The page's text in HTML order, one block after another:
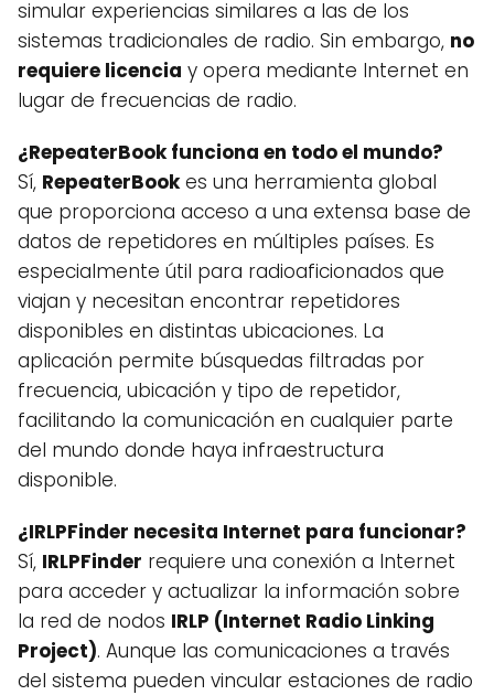
simular experiencias similares a las de los
sistemas tradicionales de radio. Sin embargo, no
requiere licencia y opera mediante Internet en
lugar de frecuencias de radio.
¿RepeaterBook funciona en todo el mundo?
Sí, RepeaterBookes una herramienta global
que proporciona acceso a una extensa base de
datos de repetidores en múltiples países. Es
especialmente útil para radioaficionados que
viajan y necesitan encontrar repetidores
disponibles en distintas ubicaciones. La
aplicación permite búsquedas filtradas por
frecuencia, ubicación y tipo de repetidor,
facilitando la comunicación en cualquier parte
del mundo donde haya infraestructura
disponible.
¿IRLPFinder necesita Internet para funcionar?
Sí, IRLPFinder requiere una conexión a Internet
para acceder y actualizar la información sobre
la red de nodos IRLP (Internet Radio Linking
Project). Aunque las comunicaciones a través
del sistema pueden vincular estaciones de radio